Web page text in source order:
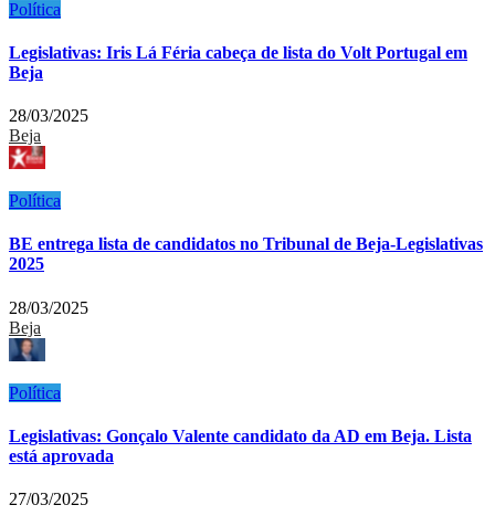
Política
Legislativas: Iris Lá Féria cabeça de lista do Volt Portugal em
Beja
28/03/2025
Beja
Política
BE entrega lista de candidatos no Tribunal de Beja-Legislativas
2025
28/03/2025
Beja
Política
Legislativas: Gonçalo Valente candidato da AD em Beja. Lista
está aprovada
27/03/2025